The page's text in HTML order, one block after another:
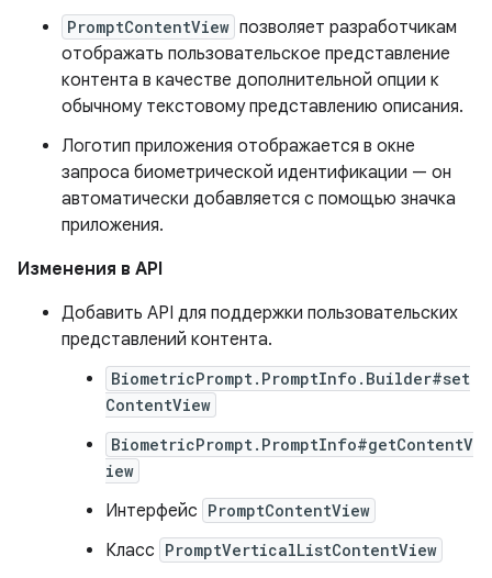
PromptContentView позволяет разработчикам
отображать пользовательское представление
контента в качестве дополнительной опции к
обычному текстовому представлению описания.
Логотип приложения отображается в окне
запроса биометрической идентификации — он
автоматически добавляется с помощью значка
приложения.
Изменения в API
Добавить API для поддержки пользовательских
представлений контента.
BiometricPrompt.PromptInfo.Builder#set
ContentView
BiometricPrompt.PromptInfo#getContentV
iew
Интерфейс PromptContentView
Класс PromptVerticalListContentView